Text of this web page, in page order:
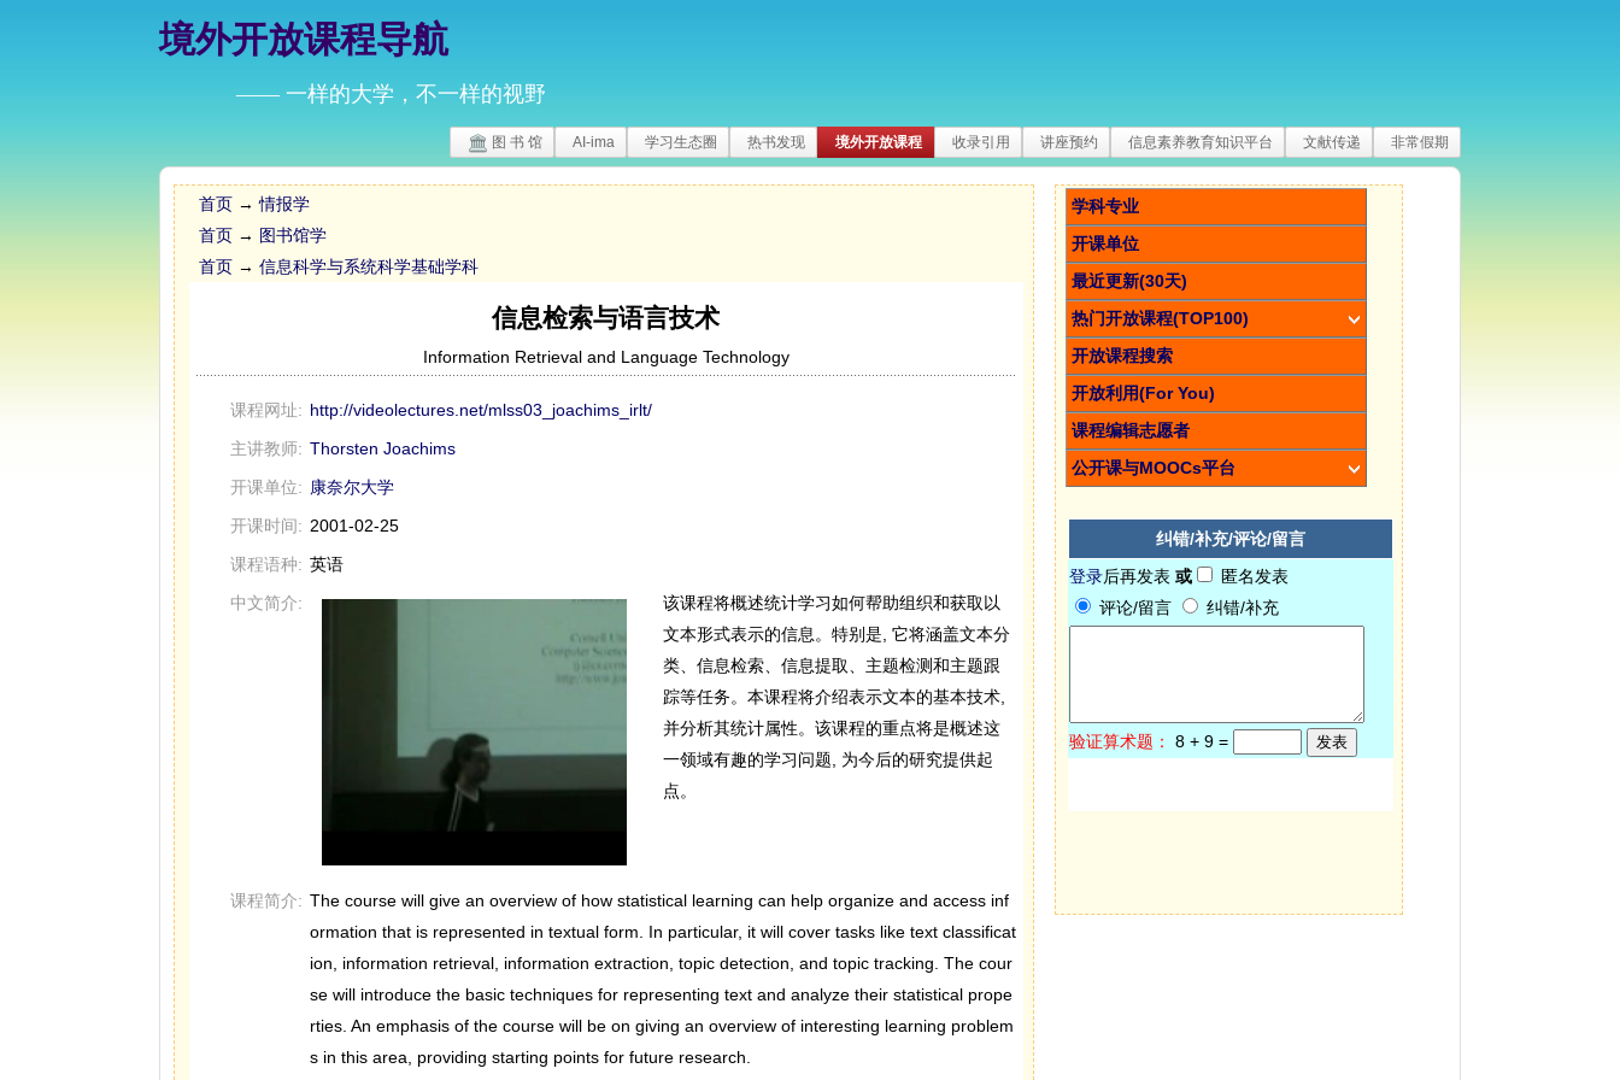
境外开放课程导航
—— 一样的大学，不一样的视野
图 书 馆 AI-ima 学习生态圈 热书发现 境外开放课程 收录引用 讲座预约 信息素养教育知识平台 文献传递 非常假期
首页 →情报学
首页 → 图书馆学
首页 → 信息科学与系统科学基础学科
信息检索与语言技术
Information Retrieval and Language Technology
课程网址: http://videolectures.net/mlss03_joachims_irlt/
主讲教师: Thorsten Joachims
开课单位: 康奈尔大学
开课时间: 2001-02-25
课程语种: 英语
中文简介:
该课程将概述统计学习如何帮助组织和获取以
文本形式表示的信息。特别是, 它将涵盖文本分
类、信息检索、信息提取、主题检测和主题跟
踪等任务。本课程将介绍表示文本的基本技术,
并分析其统计属性。该课程的重点将是概述这
一领域有趣的学习问题, 为今后的研究提供起
点。
课程简介: The course will give an overview of how statistical learning can help organize and access inf
ormation that is represented in textual form. In particular, it will cover tasks like text classificat
ion, information retrieval, information extraction, topic detection, and topic tracking. The cour
se will introduce the basic techniques for representing text and analyze their statistical prope
rties. An emphasis of the course will be on giving an overview of interesting learning problem
s in this area, providing starting points for future research.
学科专业
开课单位
最近更新(30天)
热门开放课程(TOP100)
开放课程搜索
开放利用(For You)
课程编辑志愿者
公开课与MOOCs平台
纠错/补充/评论/留言
登录后再发表或
匿名发表
评论/留言
纠错/补充
验证算术题： 8 +9 =